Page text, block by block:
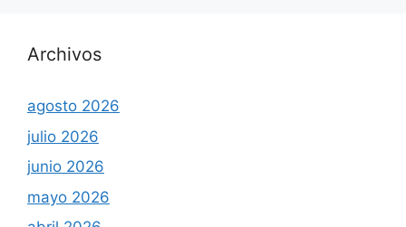
Archivos
agosto 2026
julio 2026
junio 2026
mayo 2026